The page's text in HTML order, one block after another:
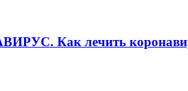
Как лечить